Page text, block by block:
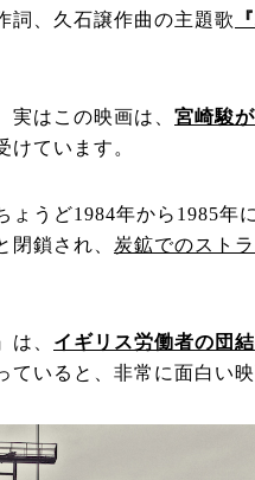
詞、久石譲作曲の主題歌
はこの映画は、 宮崎駿
けています。
うど1984年から1985年
閉鎖され、 炭鉱でのスト
は、 イギリス労働者の団結
ていると、非常に面白い